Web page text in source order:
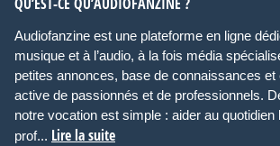
Audiofanzine est une plateforme en ligne
musique et à l’audio, à la fois média
petites annonces, base de connaissances
active de passionnés et de professionnels.
notre vocation est simple : aider au
prof... Lire la suite